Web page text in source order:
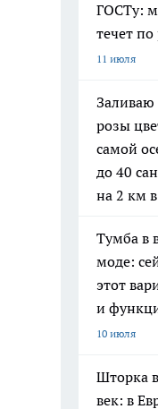
ГОСТу:
течет
11 июля
Заливаю
розы
самой
до 40
на 2 км
Тумба в
моде:
этот
и
10 июля
Шторка
век: в